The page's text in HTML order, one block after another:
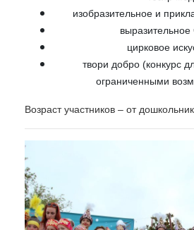
изобразительное и
выразительное
цирковое
твори добро (конкурс
ограниченными
Возраст участников – от